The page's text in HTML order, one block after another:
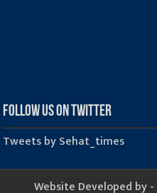
Follow us on Twitter
Tweets by Sehat_times
Website Developed by -